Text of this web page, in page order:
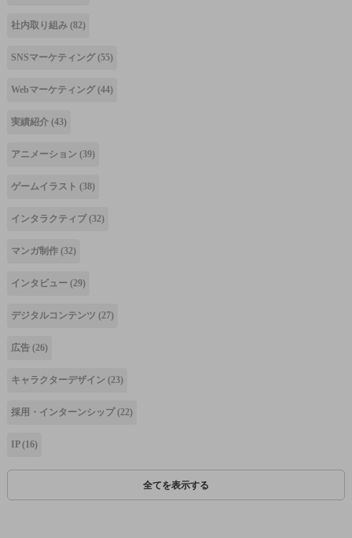
社内取り組み (82)
SNSマーケティング(55)
Webマーケティング(44)
実績紹介 (43)
アニメーション (39)
ゲームイラスト (38)
インタラクティブ(32)
マンガ制作 (32)
インタビュー (29)
デジタルコンテンツ (27)
広告 (26)
キャラクターデザイン (23)
採用・インターンシップ(22)
IP(16)
全てを表示する